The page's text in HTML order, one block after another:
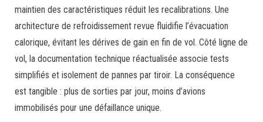
maintien des caractéristiques réduit les recalibrations. Une
architecture de refroidissement revue fluidifie l’évacuation
calorique, évitant les dérives de gain en fin de vol. Côté ligne de
vol, la documentation technique réactualisée associe tests
simplifiés et isolement de pannes par tiroir. La conséquence
est tangible : plus de sorties par jour, moins d’avions
immobilisés pour une défaillance unique.